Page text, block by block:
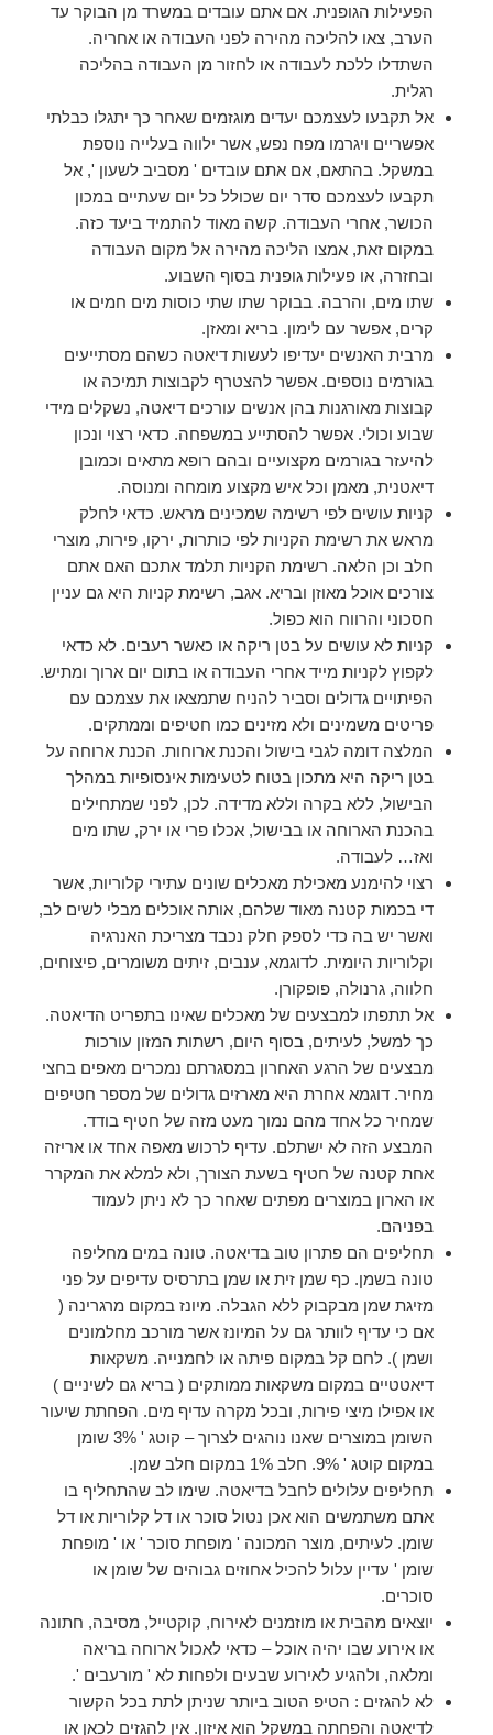
הפעילות הגופנית. אם אתם עובדים במשרד מן הבוקר עד
הערב, צאו להליכה מהירה לפני העבודה או אחריה.
השתדלו ללכת לעבודה או לחזור מן העבודה בהליכה
רגלית.
אל תקבעו לעצמכם יעדים מוגזמים שאחר כך יתגלו כבלתי
אפשריים ויגרמו מפח נפש, אשר ילווה בעלייה נוספת
במשקל. בהתאם, אם אתם עובדים ' מסביב לשעון ', אל
תקבעו לעצמכם סדר יום שכולל כל יום שעתיים במכון
הכושר, אחרי העבודה. קשה מאוד להתמיד ביעד כזה.
במקום זאת, אמצו הליכה מהירה אל מקום העבודה
ובחזרה, או פעילות גופנית בסוף השבוע.
שתו מים, והרבה. בבוקר שתו שתי כוסות מים חמים או
קרים, אפשר עם לימון. בריא ומאזן.
מרבית האנשים יעדיפו לעשות דיאטה כשהם מסתייעים
בגורמים נוספים. אפשר להצטרף לקבוצות תמיכה או
קבוצות מאורגנות בהן אנשים עורכים דיאטה, נשקלים מידי
שבוע וכולי. אפשר להסתייע במשפחה. כדאי רצוי ונכון
להיעזר בגורמים מקצועיים ובהם רופא מתאים וכמובן
דיאטנית, מאמן וכל איש מקצוע מומחה ומנוסה.
קניות עושים לפי רשימה שמכינים מראש. כדאי לחלק
מראש את רשימת הקניות לפי כותרות, ירקו, פירות, מוצרי
חלב וכן הלאה. רשימת הקניות תלמד אתכם האם אתם
צורכים אוכל מאוזן ובריא. אגב, רשימת קניות היא גם עניין
חסכוני והרווח הוא כפול.
קניות לא עושים על בטן ריקה או כאשר רעבים. לא כדאי
לקפוץ לקניות מייד אחרי העבודה או בתום יום ארוך ומתיש.
הפיתויים גדולים וסביר להניח שתמצאו את עצמכם עם
פריטים משמינים ולא מזינים כמו חטיפים וממתקים.
המלצה דומה לגבי בישול והכנת ארוחות. הכנת ארוחה על
בטן ריקה היא מתכון בטוח לטעימות אינסופיות במהלך
הבישול, ללא בקרה וללא מדידה. לכן, לפני שמתחילים
בהכנת הארוחה או בבישול, אכלו פרי או ירק, שתו מים
ואז… לעבודה.
רצוי להימנע מאכילת מאכלים שונים עתירי קלוריות, אשר
די בכמות קטנה מאוד שלהם, אותה אוכלים מבלי לשים לב,
ואשר יש בה כדי לספק חלק נכבד מצריכת האנרגיה
וקלוריות היומית. לדוגמא, ענבים, זיתים משומרים, פיצוחים,
חלווה, גרנולה, פופקורן.
אל תתפתו למבצעים של מאכלים שאינו בתפריט הדיאטה.
כך למשל, לעיתים, בסוף היום, רשתות המזון עורכות
מבצעים של הרגע האחרון במסגרתם נמכרים מאפים בחצי
מחיר. דוגמא אחרת היא מארזים גדולים של מספר חטיפים
שמחיר כל אחד מהם נמוך מעט מזה של חטיף בודד.
המבצע הזה לא ישתלם. עדיף לרכוש מאפה אחד או אריזה
אחת קטנה של חטיף בשעת הצורך, ולא למלא את המקרר
או הארון במוצרים מפתים שאחר כך לא ניתן לעמוד
בפניהם.
תחליפים הם פתרון טוב בדיאטה. טונה במים מחליפה
טונה בשמן. כף שמן זית או שמן בתרסיס עדיפים על פני
מזיגת שמן מבקבוק ללא הגבלה. מיונז במקום מרגרינה (
אם כי עדיף לוותר גם על המיונז אשר מורכב מחלמונים
ושמן ). לחם קל במקום פיתה או לחמנייה. משקאות
דיאטטיים במקום משקאות ממותקים ( בריא גם לשיניים )
או אפילו מיצי פירות, ובכל מקרה עדיף מים. הפחתת שיעור
השומן במוצרים שאנו נוהגים לצרוך – קוטג ' 3% שומן
במקום קוטג ' 9%. חלב 1% במקום חלב שמן.
תחליפים עלולים לחבל בדיאטה. שימו לב שהתחליף בו
אתם משתמשים הוא אכן נטול סוכר או דל קלוריות או דל
שומן. לעיתים, מוצר המכונה ' מופחת סוכר ' או ' מופחת
שומן ' עדיין עלול להכיל אחוזים גבוהים של שומן או
סוכרים.
יוצאים מהבית או מוזמנים לאירוח, קוקטייל, מסיבה, חתונה
או אירוע שבו יהיה אוכל – כדאי לאכול ארוחה בריאה
ומלאה, ולהגיע לאירוע שבעים ולפחות לא ' מורעבים '.
לא להגזים : הטיפ הטוב ביותר שניתן לתת בכל הקשור
לדיאטה והפחתה במשקל הוא איזון. אין להגזים לכאן או